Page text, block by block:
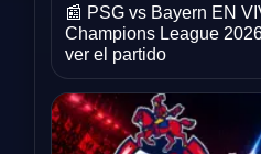
📰 PSG vs Bayern EN
Champions League
ver el partido